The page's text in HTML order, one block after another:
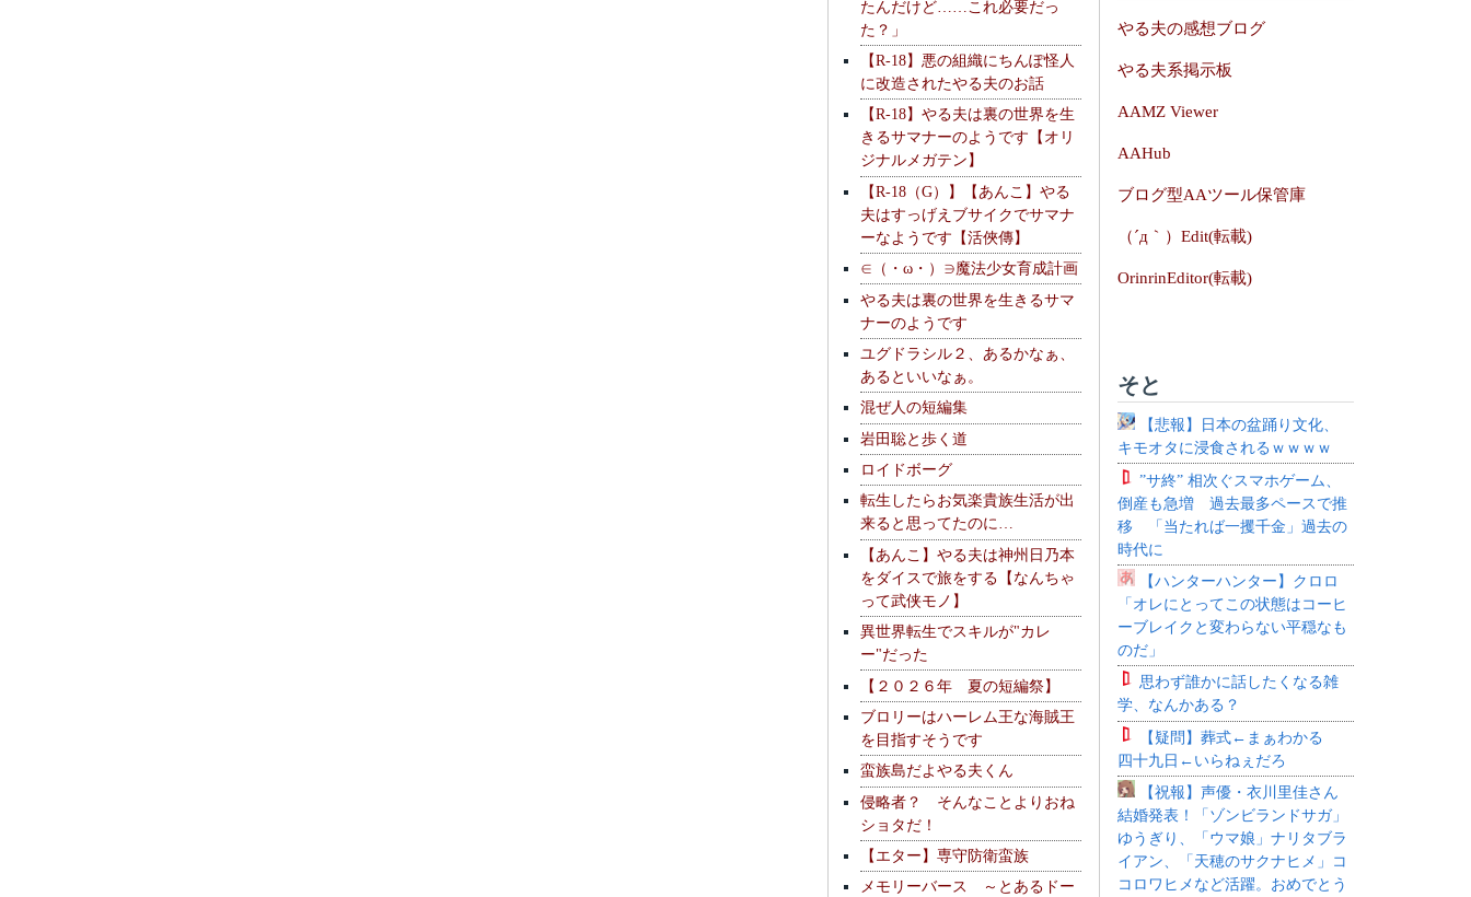
たんだけど……これ必要だっ
た？」
【R-18】悪の組織にちんぽ怪人
に改造されたやる夫のお話
【R-18】やる夫は裏の世界を生
きるサマナーのようです【オリ
ジナルメガテン】
【R-18（G）】【あんこ】やる
夫はすっげえブサイクでサマナ
ーなようです【活俠傳】
∈（・ω・）∋魔法少女育成計画
やる夫は裏の世界を生きるサマ
ナーのようです
ユグドラシル２、あるかなぁ、
あるといいなぁ。
混ぜ人の短編集
岩田聡と歩く道
ロイドボーグ
転生したらお気楽貴族生活が出
来ると思ってたのに…
【あんこ】やる夫は神州日乃本
をダイスで旅をする【なんちゃ
って武侠モノ】
異世界転生でスキルが"カレ
ー"だった
【２０２６年 夏の短編祭】
ブロリーはハーレム王な海賊王
を目指すそうです
蛮族島だよやる夫くん
侵略者？ そんなことよりおね
ショタだ！
【エター】専守防衛蛮族
メモリーバース ～とあるドー
やる夫の感想ブログ
やる夫系掲示板
AAMZ Viewer
AAHub
ブログ型AAツール保管庫
（´д｀）Edit(転載)
OrinrinEditor(転載)
そと
【悲報】日本の盆踊り文化、
キモオタに浸食されるｗｗｗｗ
”サ終” 相次ぐスマホゲーム、
倒産も急増 過去最多ペースで推
移 「当たれば一攫千金」過去の
時代に
【ハンターハンター】クロロ
「オレにとってこの状態はコーヒ
ーブレイクと変わらない平穏なも
のだ」
思わず誰かに話したくなる雑
学、なんかある？
【疑問】葬式←まぁわかる
四十九日←いらねぇだろ
【祝報】声優・衣川里佳さん
結婚発表！「ゾンビランドサガ」
ゆうぎり、「ウマ娘」ナリタブラ
イアン、「天穂のサクナヒメ」コ
コロワヒメなど活躍。おめでとう